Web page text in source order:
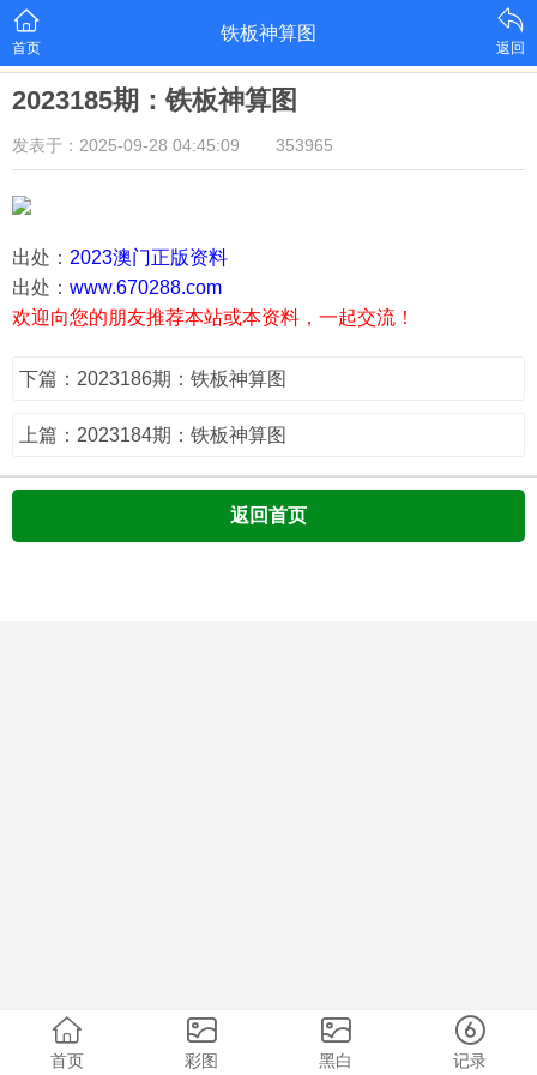
首页
铁板神算图
返回
2023185期：铁板神算图
发表于：2025-09-28 04:45:09 353965
出处： 2023澳门正版资料
出处： www.670288.com
欢迎向您的朋友推荐本站或本资料，一起交流！
下篇：2023186期：铁板神算图
上篇：2023184期：铁板神算图
返回首页
首页 彩图 黑白 记录